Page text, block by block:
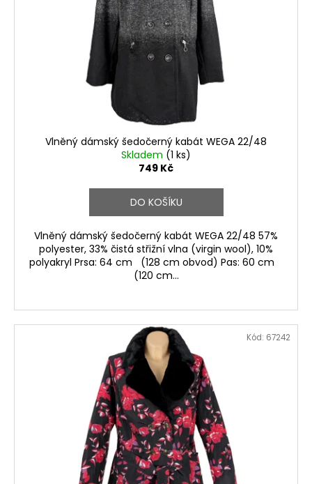
Vlněný dámský šedočerný kabát WEGA 22/48
Skladem (1 ks)
749 Kč
DO KOŠÍKU
Vlněný dámský šedočerný kabát WEGA 22/48 57%
polyester, 33% čistá střižní vlna (virgin wool), 10%
polyakryl Prsa: 64 cm (128 cm obvod) Pas: 60 cm
(120 cm...
Kód: 67242